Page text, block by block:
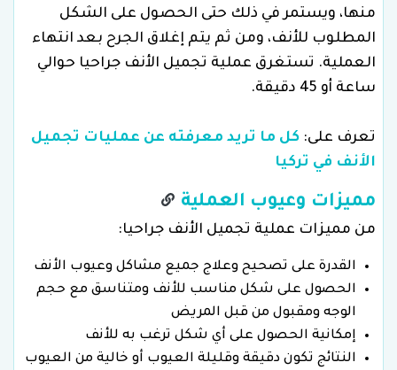
منها، ويستمر في ذلك حتى الحصول على الشكل
المطلوب للأنف، ومن ثم يتم إغلاق الجرح بعد انتهاء
العملية. تستغرق عملية تجميل الأنف جراحيا حوالي
ساعة أو 45 دقيقة.
تعرف على: كل ما تريد معرفته عن عمليات تجميل
الأنف في تركيا
مميزات وعيوب العملية
من مميزات عملية تجميل الأنف جراحيا:
القدرة على تصحيح وعلاج جميع مشاكل وعيوب الأنف
الحصول على شكل مناسب للأنف ومتناسق مع حجم
الوجه ومقبول من قبل المريض
إمكانية الحصول على أي شكل ترغب به للأنف
النتائج تكون دقيقة وقليلة العيوب أو خالية من العيوب